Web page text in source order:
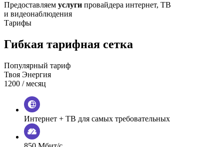
Предоставляем услуги провайдера интернет, ТВ
и видеонаблюдения
Тарифы
Гибкая тарифная сетка
Популярный тариф
Твоя Энергия
1200 / месяц
Интернет + ТВ для самых требовательных